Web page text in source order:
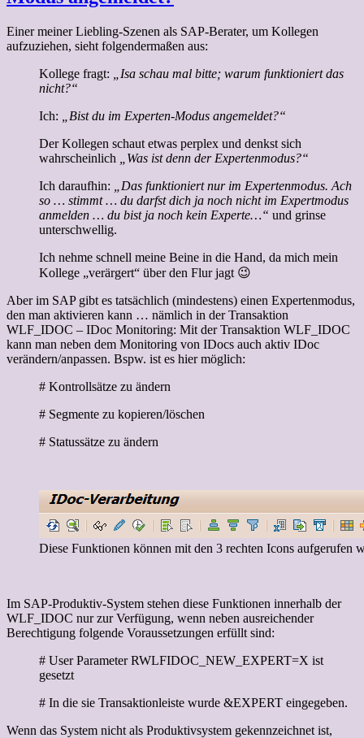
Einer meiner Liebling-Szenen als SAP-Berater, um Kollegen
aufzuziehen, sieht folgendermaßen aus:
Kollege fragt: „Isa schau mal bitte; warum funktioniert das
nicht?“
Ich:
„Bist du im Experten-Modus angemeldet?“
Der Kollegen schaut etwas perplex und denkst sich
wahrscheinlich „Was ist denn der Expertenmodus?“
Ich daraufhin: „Das funktioniert nur im Expertenmodus. Ach
so … stimmt … du darfst dich ja noch nicht im Expertmodus
anmelden … du bist ja noch kein Experte…“ und grinse
unterschwellig.
Ich nehme schnell meine Beine in die Hand, da mich mein
Kollege „verärgert“ über den Flur jagt 😉
Aber im SAP gibt es tatsächlich (mindestens) einen Expertenmodus,
den man aktivieren kann … nämlich in der Transaktion
WLF_IDOC – IDoc Monitoring: Mit der Transaktion WLF_IDOC
kann man neben dem Monitoring von IDocs auch aktiv IDoc
verändern/anpassen. Bspw. ist es hier möglich:
# Kontrollsätze zu ändern
# Segmente zu kopieren/löschen
# Statussätze zu ändern
Diese Funktionen können mit den 3 rechten Icons aufgerufen
Im SAP-Produktiv-System stehen diese Funktionen innerhalb der
WLF_IDOC nur zur Verfügung, wenn neben ausreichender
Berechtigung folgende Voraussetzungen erfüllt sind:
# User Parameter RWLFIDOC_NEW_EXPERT=X ist
gesetzt
# In die sie Transaktionleiste wurde &EXPERT eingegeben.
Wenn das System nicht als Produktivsystem gekennzeichnet ist,